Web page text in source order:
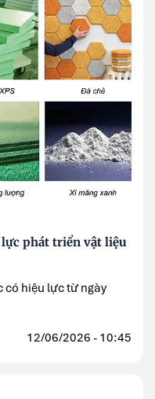
phát triển vật liệu
có hiệu lực từ ngày
12/06/2026 - 10:45